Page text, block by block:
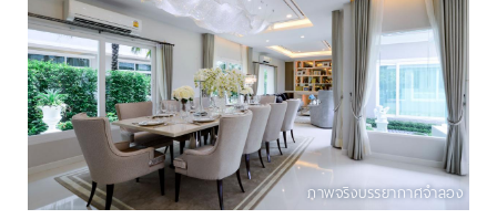
ภาพจริงบรรยากาศจำลอง